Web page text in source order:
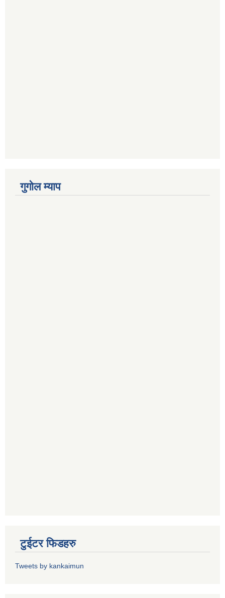
गुगोल म्याप
टुईटर फिडहरु
Tweets by kankaimun